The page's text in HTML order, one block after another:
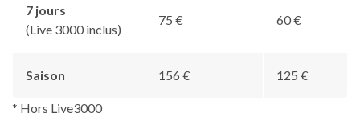
7 jours
(Live 3000 inclus)
75 € 60 €
Saison 156 € 125 €
* Hors Live3000